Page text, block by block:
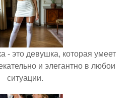
- это девушка, которая умеет
и элегантно в любои
ситуации.